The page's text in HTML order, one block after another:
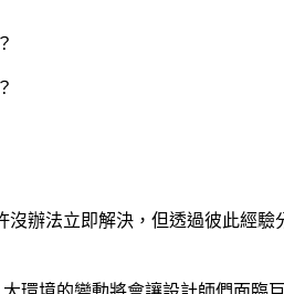
辦法立即解決，但透過彼此經驗